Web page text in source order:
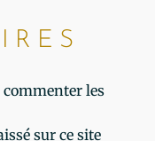
commenter les
sur ce site